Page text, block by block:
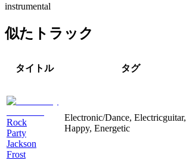
instrumental
似たトラック
タイトル タグ
Rock
Party
Jackson
Frost
Electronic/Dance, Electricguitar,
Happy, Energetic